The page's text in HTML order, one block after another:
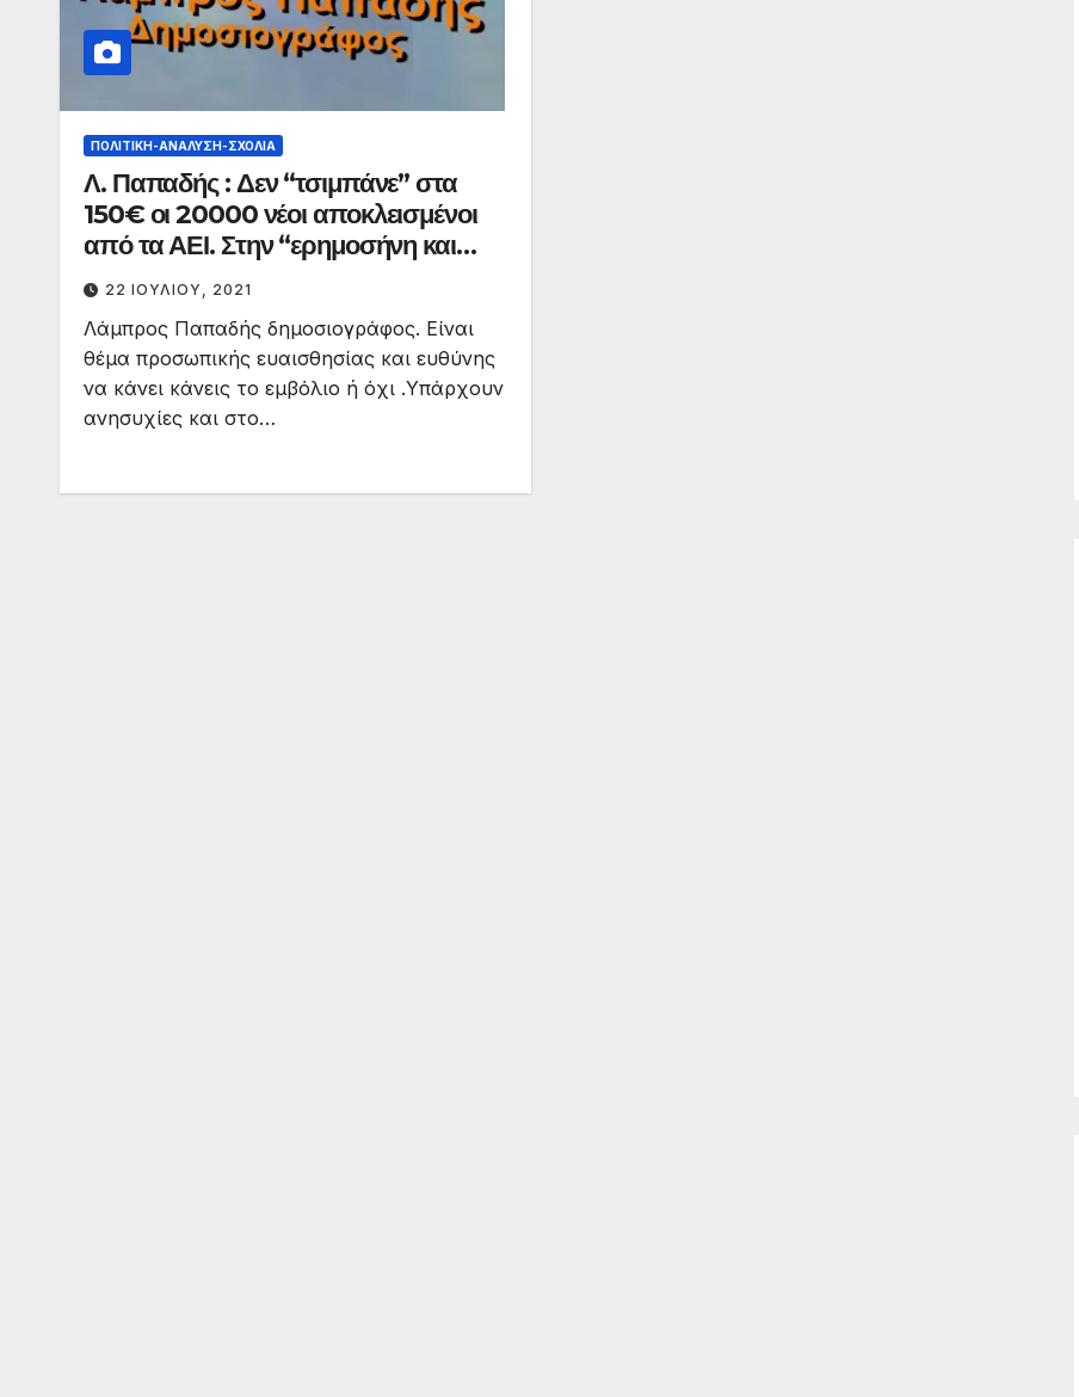
ΠΟΛΙΤΙΚΉ-ΑΝΆΛΥΣΗ-ΣΧΌΛΙΑ
Λ. Παπαδής : Δεν “τσιμπάνε” στα
150€ οι 20000 νέοι αποκλεισμένοι
από τα ΑΕΙ. Στην “ερημοσήνη και
αγραμματοσύνη” οι νέοι.
22 ΙΟΥΛΊΟΥ, 2021
Λάμπρος Παπαδής δημοσιογράφος. Είναι
θέμα προσωπικής ευαισθησίας και ευθύνης
να κάνει κάνεις το εμβόλιο ή όχι .Υπάρχουν
ανησυχίες και στο…